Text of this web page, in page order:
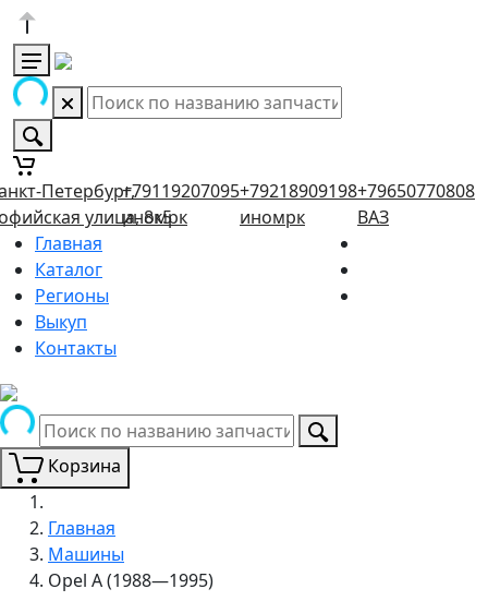
Петербург,
улица, 8к5
+79119207095
иномрк
+79218909198
иномрк
+79650770808
ВАЗ
Главная
Каталог
Регионы
Выкуп
Контакты
Корзина
Главная
Машины
Opel A (1988—1995)